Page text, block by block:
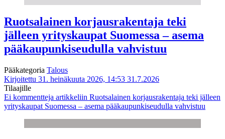
Ruotsalainen korjausrakentaja teki
jälleen yrityskaupat Suomessa – asema
pääkaupunkiseudulla vahvistuu
Pääkategoria Talous
Kirjoitettu 31. heinäkuuta 2026, 14:53 31.7.2026
Tilaajille
Ei kommentteja artikkeliin Ruotsalainen korjausrakentaja teki jälleen
yrityskaupat Suomessa – asema pääkaupunkiseudulla vahvistuu